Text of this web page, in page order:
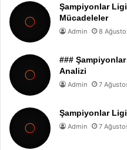
Şampiyonlar
Mücadeleler
Admin 8
### Şampiyonlar
Analizi
Admin 7
Şampiyonlar Ligi
Admin 7